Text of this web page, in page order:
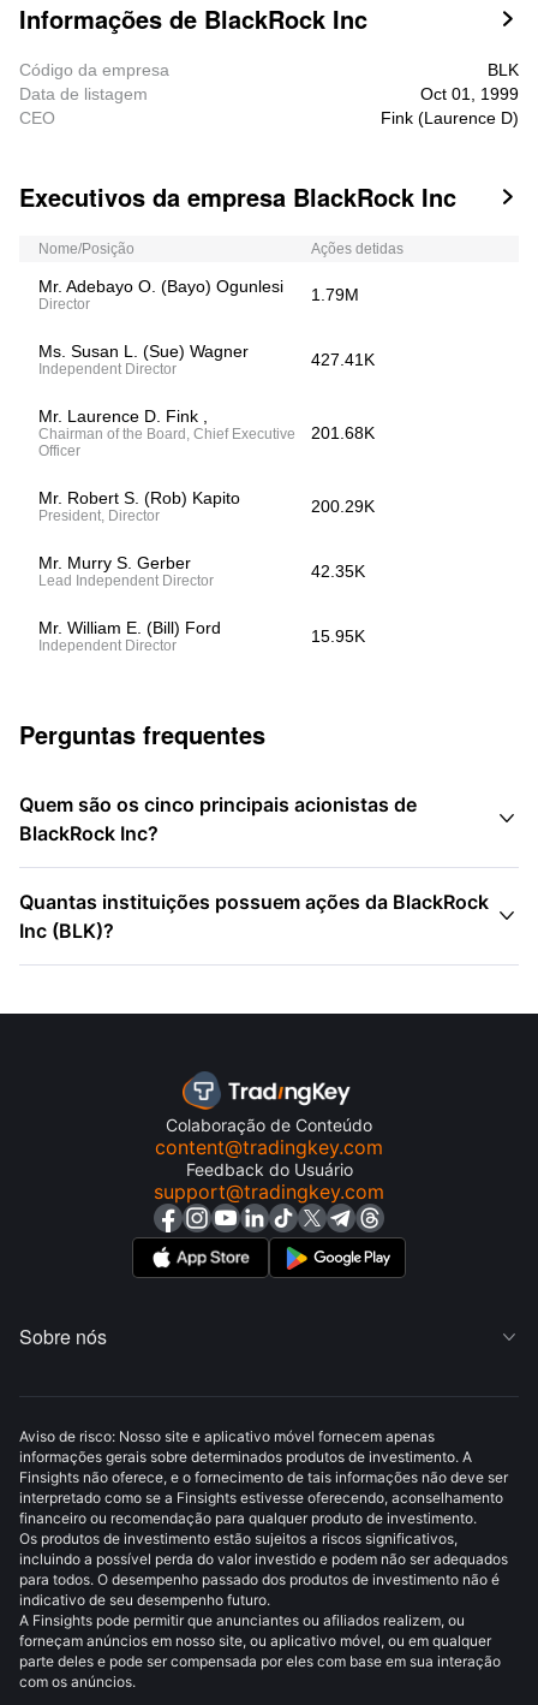
Informações de BlackRock Inc 
Código da empresa
BLK
Data de listagem
Oct 01, 1999
CEO
Fink (Laurence D)
Executivos da empresa BlackRock Inc 
Nome/Posição Ações detidas
Mr. Adebayo O. (Bayo) Ogunlesi
Director 1.79M
Ms. Susan L. (Sue) Wagner
Independent Director 427.41K
Mr. Laurence D. Fink ,
Chairman of the Board, Chief Executive
Officer
201.68K
Mr. Robert S. (Rob) Kapito
President, Director 200.29K
Mr. Murry S. Gerber
Lead Independent Director 42.35K
Mr. William E. (Bill) Ford
Independent Director 15.95K
Perguntas frequentes
Quem são os cinco principais acionistas de
BlackRock Inc?

Quantas instituições possuem ações da BlackRock
Inc (BLK)?

Colaboração de Conteúdo
content@tradingkey.com
Feedback do Usuário
support@tradingkey.com
Sobre nós 
Aviso de risco: Nosso site e aplicativo móvel fornecem apenas
informações gerais sobre determinados produtos de investimento. A
Finsights não oferece, e o fornecimento de tais informações não deve ser
interpretado como se a Finsights estivesse oferecendo, aconselhamento
financeiro ou recomendação para qualquer produto de investimento.
Os produtos de investimento estão sujeitos a riscos significativos,
incluindo a possível perda do valor investido e podem não ser adequados
para todos. O desempenho passado dos produtos de investimento não é
indicativo de seu desempenho futuro.
A Finsights pode permitir que anunciantes ou afiliados realizem, ou
forneçam anúncios em nosso site, ou aplicativo móvel, ou em qualquer
parte deles e pode ser compensada por eles com base em sua interação
com os anúncios.